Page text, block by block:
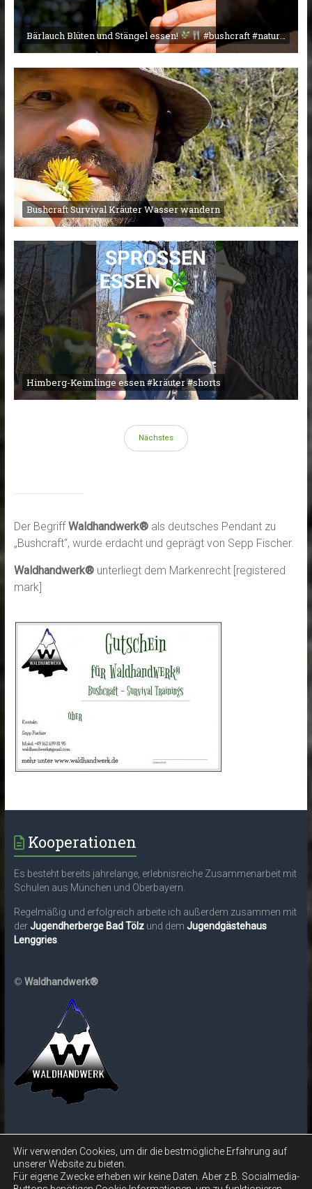
Bärlauch Blüten und Stängel essen! #bushcraft #nature #campingmitherz
Bushcraft Survival Kräuter Wasser wandern
Himberg-Keimlinge essen #kräuter #shorts
Nächstes
Der BegriffWaldhandwerk®als deutsches Pendant zu
„Bushcraft“, wurde erdacht und geprägt von Sepp Fischer.
Waldhandwerk®unterliegt dem Markenrecht [registered
mark]
Kooperationen
Es besteht bereits jahrelange, erlebnisreiche Zusammenarbeit mit
Schulen aus München und Oberbayern.
Regelmäßig und erfolgreich arbeite ich außerdem zusammen mit
derJugendherberge Bad Tölzund dem Jugendgästehaus
Lenggries.
© Waldhandwerk®
Copyright © 2026Waldhandwerk®
Theme:Accelerate von ThemeGrill. Präsentiert vonWordPress.
Wir verwenden Cookies, um dir die bestmögliche Erfahrung auf
unserer Website zu bieten.
Für eigene Zwecke erheben wir keine Daten. Aber z.B. Socialmedia-